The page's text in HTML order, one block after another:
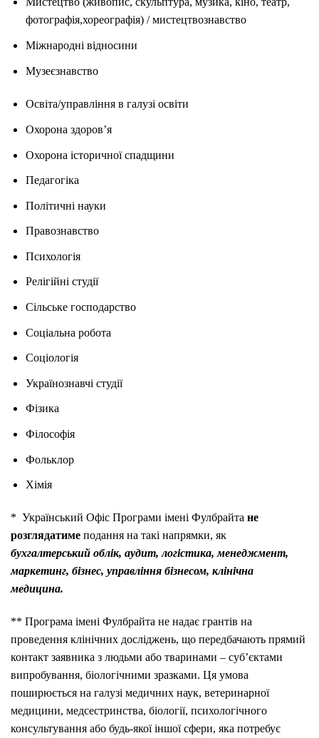
фотографія,хореографія) / мистецтвознавство
Міжнародні відносини
Музеєзнавство
Освіта/управління в галузі освіти
Охорона здоров’я
Охорона історичної спадщини
Педагогіка
Політичні науки
Правознавство
Психологія
Релігійні студії
Сільське господарство
Соціальна робота
Соціологія
Українознавчі студії
Фізика
Філософія
Фольклор
Хімія
* Український Офіс Програми імені Фулбрайта не
розглядатиме подання на такі напрямки, як
бухгалтерський облік, аудит, логістика, менеджмент,
маркетинг, бізнес, управління бізнесом, клінічна
медицина.
** Програма імені Фулбрайта не надає грантів на
проведення клінічних досліджень, що передбачають прямий
контакт заявника з людьми або тваринами – суб’єктами
випробування, біологічними зразками. Ця умова
поширюється на галузі медичних наук, ветеринарної
медицини, медсестринства, біології, психологічного
консультування або будь-якої іншої сфери, яка потребує